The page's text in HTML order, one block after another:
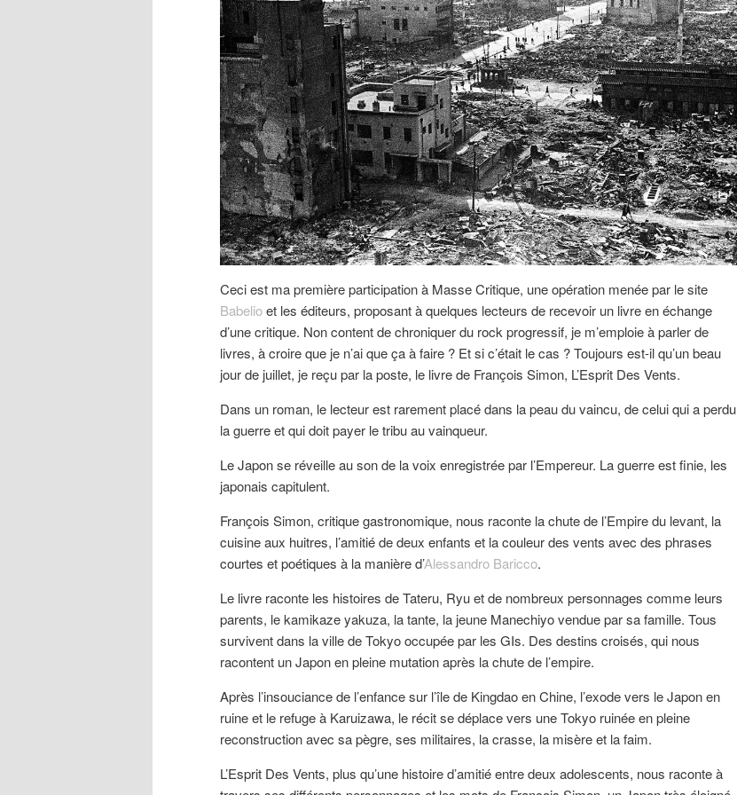
Ceci est ma première participation à Masse Critique, une opération menée par le site
Babelioet les éditeurs, proposant à quelques lecteurs de recevoir un livre en échange
d’une critique. Non content de chroniquer du rock progressif, je m’emploie à parler de
livres, à croire que je n’ai que ça à faire ? Et si c’était le cas ? Toujours est-il qu’un beau
jour de juillet, je reçu par la poste, le livre de François Simon, L’Esprit Des Vents.
Dans un roman, le lecteur est rarement placé dans la peau du vaincu, de celui qui a perdu
la guerre et qui doit payer le tribu au vainqueur.
Le Japon se réveille au son de la voix enregistrée par l’Empereur. La guerre est finie, les
japonais capitulent.
François Simon, critique gastronomique, nous raconte la chute de l’Empire du levant, la
cuisine aux huitres, l’amitié de deux enfants et la couleur des vents avec des phrases
courtes et poétiques à la manière d’Alessandro Baricco.
Le livre raconte les histoires de Tateru, Ryu et de nombreux personnages comme leurs
parents, le kamikaze yakuza, la tante, la jeune Manechiyo vendue par sa famille. Tous
survivent dans la ville de Tokyo occupée par les GIs. Des destins croisés, qui nous
racontent un Japon en pleine mutation après la chute de l’empire.
Après l’insouciance de l’enfance sur l’île de Kingdao en Chine, l’exode vers le Japon en
ruine et le refuge à Karuizawa, le récit se déplace vers une Tokyo ruinée en pleine
reconstruction avec sa pègre, ses militaires, la crasse, la misère et la faim.
L’Esprit Des Vents, plus qu’une histoire d’amitié entre deux adolescents, nous raconte à